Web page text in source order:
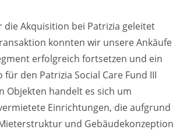
die Akquisition bei Patrizia geleitet
konnten wir unsere Ankäufe
erfolgreich fortsetzen und ein
den Patrizia Social Care Fund III
Objekten handelt es sich um
Einrichtungen, die aufgrund
und Gebäudekonzeption